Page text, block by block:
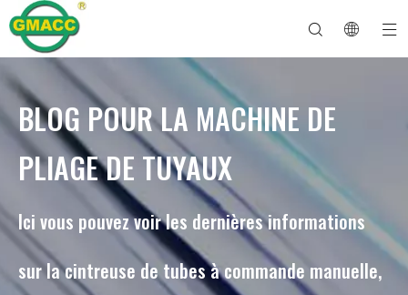
BLOG POUR LA MACHINE DE
PLIAGE DE TUYAUX
Ici vous pouvez voir les dernières informations
sur la cintreuse de tubes à commande manuelle,